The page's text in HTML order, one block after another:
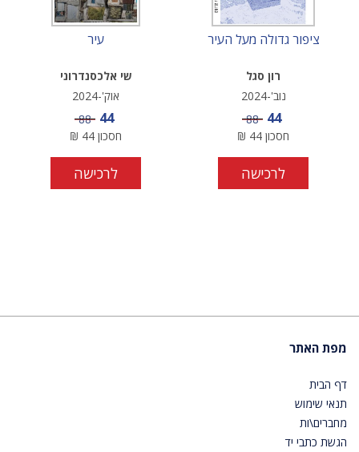
ציפור גדולה מעל העיר
רון סגל
נוב'-2024
מחיר מבצע
44 מחיר
88
חסכון 44
₪
לרכישה
עיר
שי אלכסנדרוני
אוק'-2024
מחיר מבצע
44 מחיר
88
חסכון 44
₪
לרכישה
מפת האתר
דף הבית
תנאי שימוש
מחברים\ות
הגשת כתבי יד